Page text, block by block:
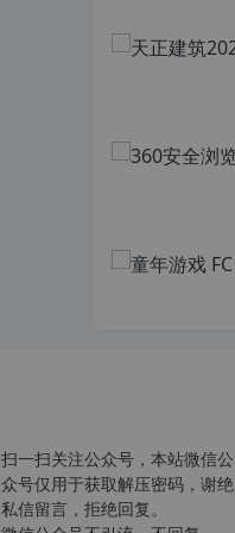
扫一扫关注公众号，本站微信公
众号仅用于获取解压密码，谢绝
私信留言，拒绝回复。